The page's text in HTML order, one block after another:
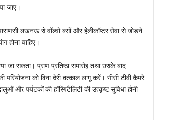
जाए।
लखनऊ से वॉल्वो बसों और हेलीकॉप्टर सेवा से जोड़ने
होना चाहिए।
जा सकता। प्राण प्रतिष्ठा समारोह तथा उसके बाद
को बिना देरी तत्काल लागू करें। सीसी टीवी कैमरे
और पर्यटकों की हॉस्पिटैलिटी की उत्कृष्ट सुविधा होनी